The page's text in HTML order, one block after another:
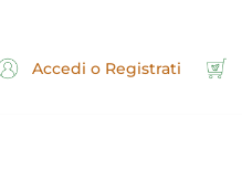
Accedi o Registrati